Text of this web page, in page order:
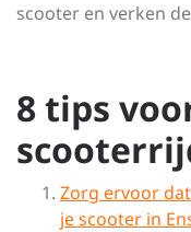
scooter en verken
8 tips
Zorg ervoor
je scooter in